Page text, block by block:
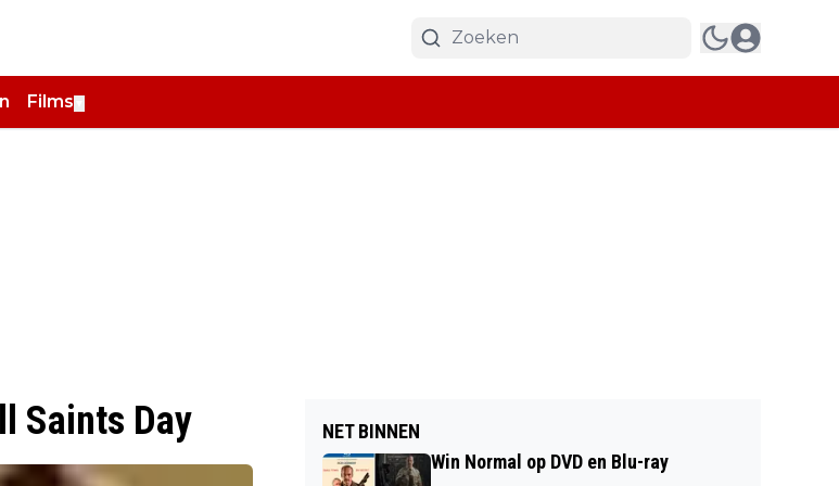
Films
Saints Day
NET BINNEN
Win Normal op DVD en Blu-ray